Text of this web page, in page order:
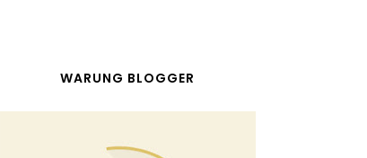
WARUNG BLOGGER